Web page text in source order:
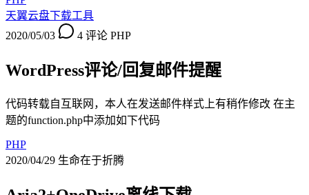
天翼云盘下载工具
2020/05/03
4 评论 PHP
WordPress评论/回复邮件提醒
代码转载自互联网，本人在发送邮件样式上有稍作修改 在主
题的function.php中添加如下代码
PHP
2020/04/29 生命在于折腾